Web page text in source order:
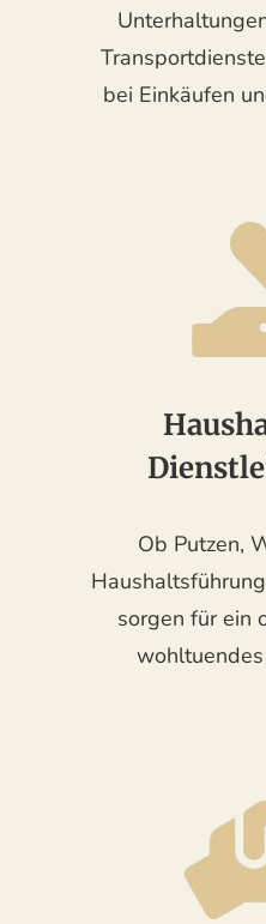
bei Einkäufen
Ob Putzen,
sorgen für ein